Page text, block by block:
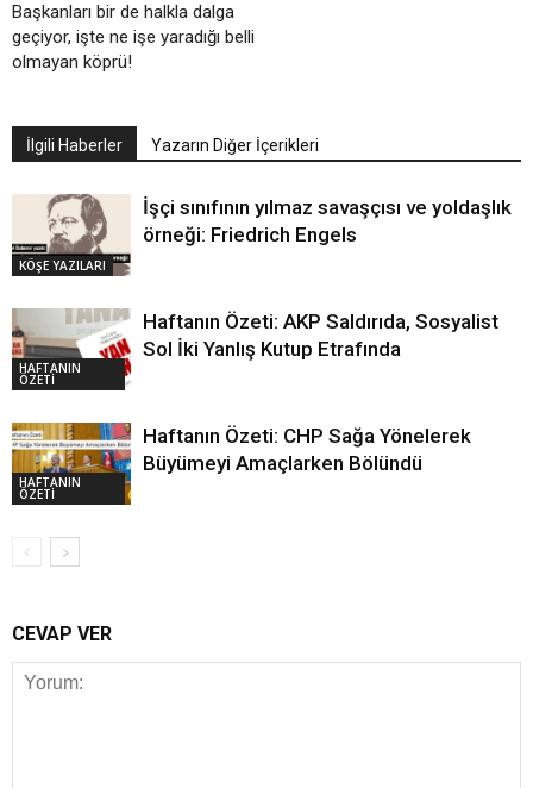
Başkanları bir de halkla dalga
geçiyor, işte ne işe yaradığı belli
olmayan köprü!
İlgili Haberler Yazarın Diğer İçerikleri
KÖŞE YAZILARI
İşçi sınıfının yılmaz savaşçısı ve yoldaşlık
örneği: Friedrich Engels
HAFTANIN
ÖZETİ
Haftanın Özeti: AKP Saldırıda, Sosyalist
Sol İki Yanlış Kutup Etrafında
HAFTANIN
ÖZETİ
Haftanın Özeti: CHP Sağa Yönelerek
Büyümeyi Amaçlarken Bölündü
CEVAP VER